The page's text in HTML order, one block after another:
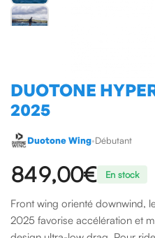
DUOTONE
2025
Duotone Wing•Débutant
849,00 € En stock
Front wing orienté downwind,
2025 favorise accélération et